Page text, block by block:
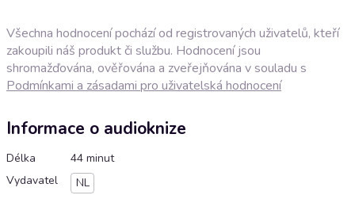
Všechna hodnocení pochází od registrovaných uživatelů, kteří
zakoupili náš produkt či službu. Hodnocení jsou
shromažďována, ověřována a zveřejňována v souladu s
Podmínkami a zásadami pro uživatelská hodnocení
Informace o audioknize
Délka
44 minut
Vydavatel
NL